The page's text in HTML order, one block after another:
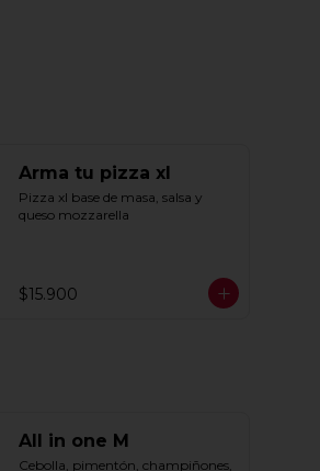
Arma tu pizza xl
Pizza xl base de masa, salsa y
queso mozzarella
$15.900
All in one M
Cebolla, pimentón, champiñones,